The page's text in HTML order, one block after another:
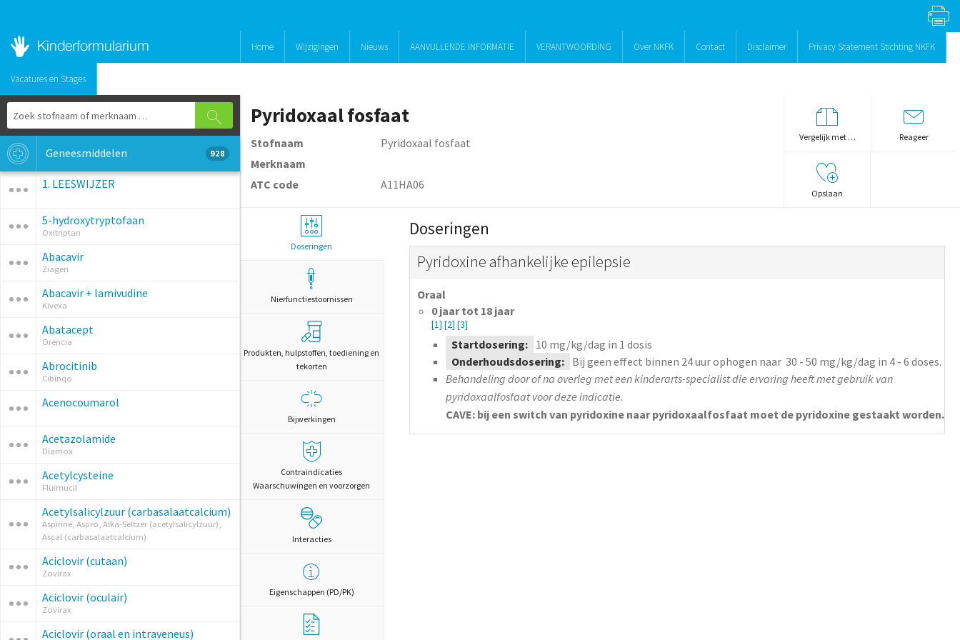
Home Wijzigingen Nieuws AANVULLENDE INFORMATIE VERANTWOORDING Over NKFK Contact Disclaimer Privacy Statement Stichting NKFK
Vacatures en Stages
Geneesmiddelen 928
1. LEESWIJZER
5-hydroxytryptofaan
Oxitriptan
Abacavir
Ziagen
Abacavir + lamivudine
Kivexa
Abatacept
Orencia
Abrocitinib
Cibinqo
Acenocoumarol
Acetazolamide
Diamox
Acetylcysteine
Fluimucil
Acetylsalicylzuur (carbasalaatcalcium)
Aspirine, Aspro, Alka-Seltzer (acetylsalicylzuur),
Ascal (carbasalaatcalcium)
Aciclovir (cutaan)
Zovirax
Aciclovir (oculair)
Zovirax
Aciclovir (oraal en intraveneus)
Pyridoxaal fosfaat
Stofnaam
Pyridoxaal fosfaat
Merknaam
ATC code
A11HA06
Vergelijk met … Reageer
Opslaan
Doseringen
Nierfunctiestoornissen
Produkten, hulpstoffen, toediening en
tekorten
Bijwerkingen
Contraindicaties
Waarschuwingen en voorzorgen
Interacties
Eigenschappen (PD/PK)
Doseringen
Pyridoxine afhankelijke epilepsie
Oraal
0 jaar tot 18 jaar
[1] [2] [3]
Startdosering: 10 mg/kg/dag in 1 dosis
Onderhoudsdosering:
Bij geen effect binnen 24 uur ophogen naar 30 - 50 mg/kg/dag in 4 - 6 doses.
Behandeling door of na overleg met een kinderarts-specialist die ervaring heeft met gebruik van
pyridoxaalfosfaat voor deze indicatie.
CAVE: bij een switch van pyridoxine naar pyridoxaalfosfaat moet de pyridoxine gestaakt worden.